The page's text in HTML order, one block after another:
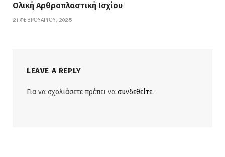
Ολική Αρθροπλαστική Ισχίου
21 ΦΕΒΡΟΥΑΡΊΟΥ, 2025
LEAVE A REPLY
Για να σχολιάσετε πρέπει να συνδεθείτε.